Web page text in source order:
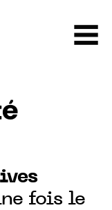
fois le